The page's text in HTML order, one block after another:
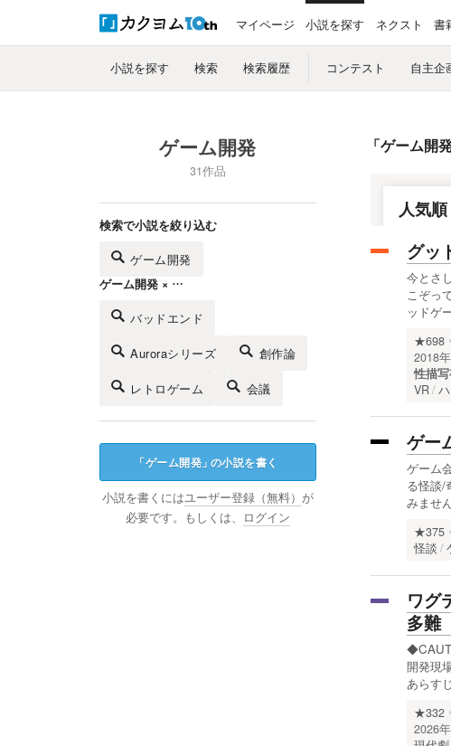
マイページ 小説を探す ネクスト 書
小説を探す 検索 検索履歴 コンテスト 自主企
ゲーム開発
31作品
検索で小説を絞り込む
ゲーム開発
ゲーム開発 × …
バッドエンド
Auroraシリーズ 創作論
レトロゲーム 会議
「ゲーム開発 」の小説を書く
小説を書くにはユーザー登録（無料） が
必要です。もしくは、
ログイン
「ゲーム開
人気順
グッ
今とさ
こぞっ
ッドゲ
★698
2018
性描写
VR
ゲー
ゲーム
る怪談/
みませ
★375
怪談
ワグ
多難
開発現
あらす
★332
2026